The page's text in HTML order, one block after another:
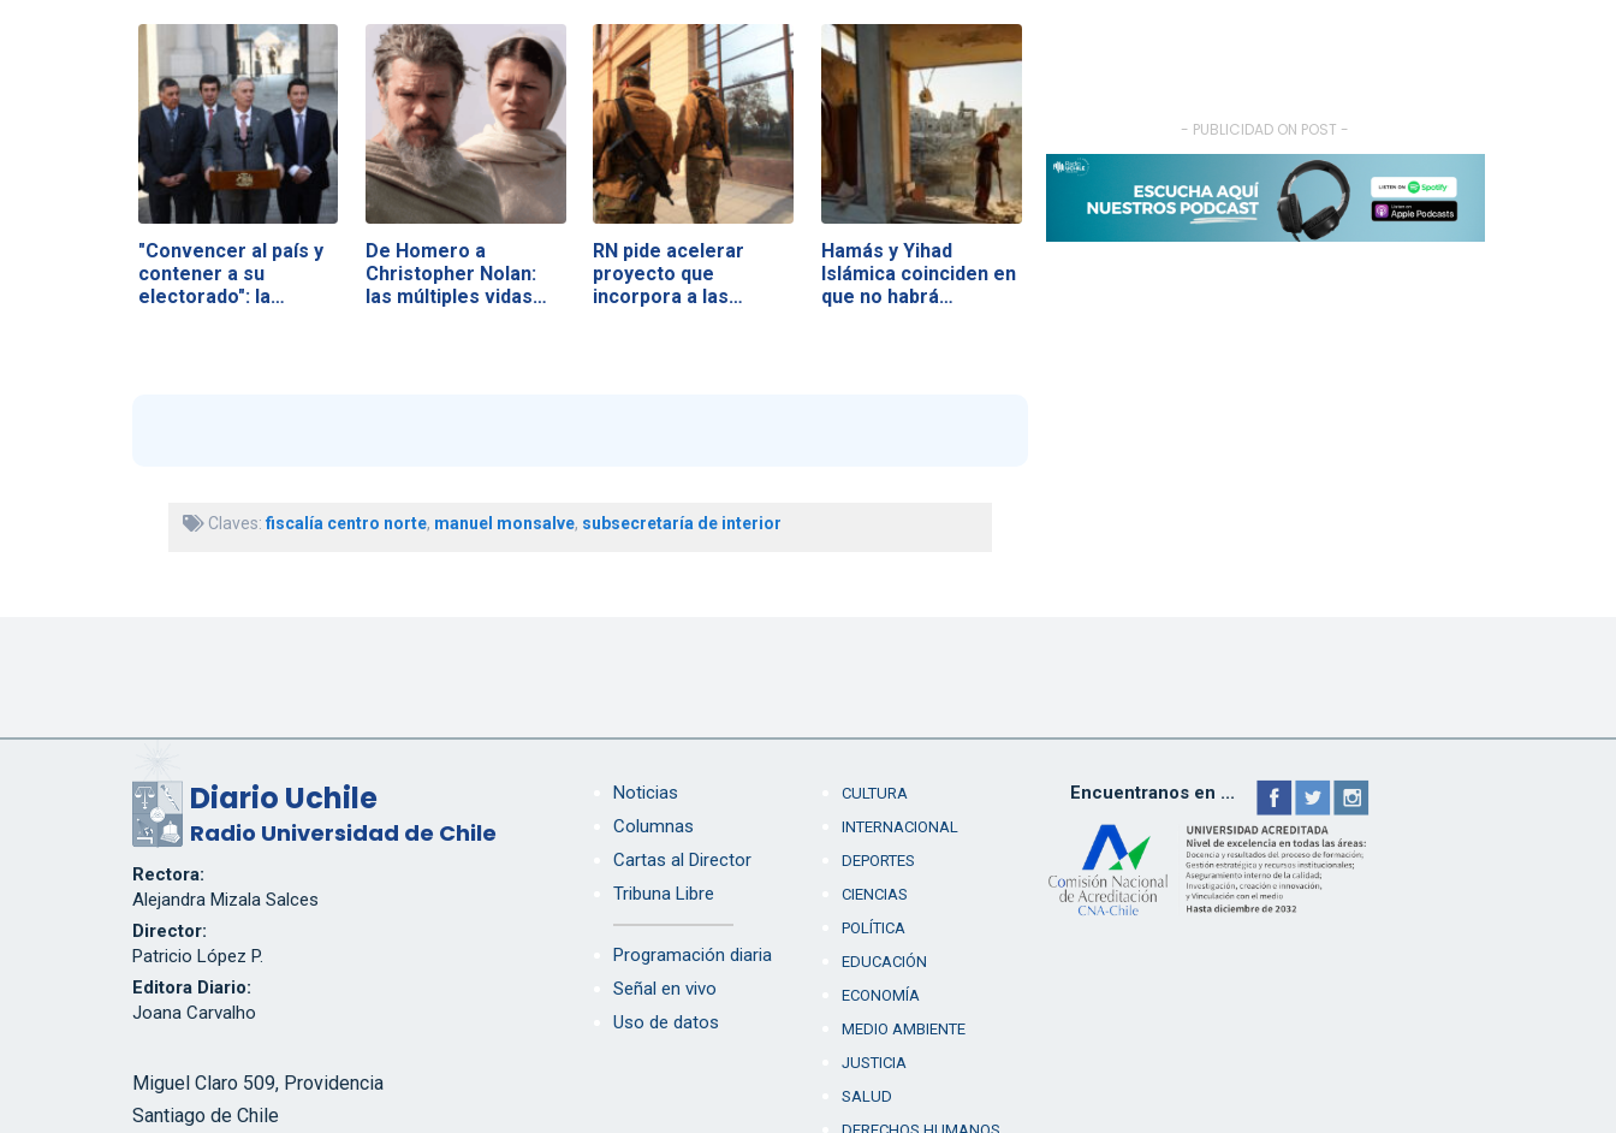
"Convencer al país y
contener a su
electorado": la…
De Homero a
Christopher Nolan:
las múltiples vidas…
RN pide acelerar
proyecto que
incorpora a las…
Hamás y Yihad
Islámica coinciden en
que no habrá…
Claves: fiscalía centro norte, manuel monsalve, subsecretaría de interior
- PUBLICIDAD ON POST -
Diario Uchile
Radio Universidad de Chile
Rectora:
Alejandra Mizala Salces
Director:
Patricio López P.
Editora Diario:
Joana Carvalho
Miguel Claro 509, Providencia
Santiago de Chile
Noticias
Columnas
Cartas al Director
Tribuna Libre
Programación diaria
Señal en vivo
Uso de datos
CULTURA
INTERNACIONAL
DEPORTES
CIENCIAS
POLÍTICA
EDUCACIÓN
ECONOMÍA
MEDIO AMBIENTE
JUSTICIA
SALUD
Encuentranos en ...